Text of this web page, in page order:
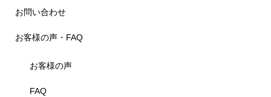
お問い合わせ
お客様の声・FAQ
お客様の声
FAQ